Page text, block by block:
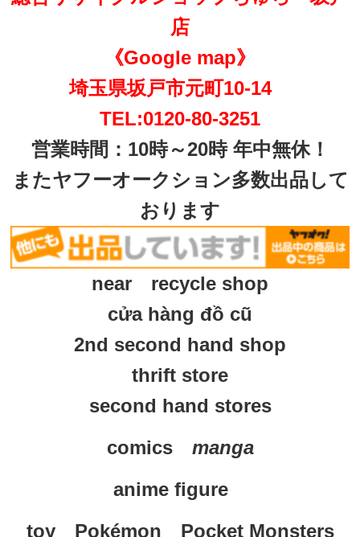
店
《Google map》
埼玉県坂戸市元町10-14
TEL:0120-80-3251
営業時間：10時～20時 年中無休！
またヤフーオークション多数出品して
おります
near recycle shop
cửa hàng đồ cũ
2nd second hand shop
thrift store
second hand stores
comics manga
anime figure
toy Pokémon　Pocket Monsters